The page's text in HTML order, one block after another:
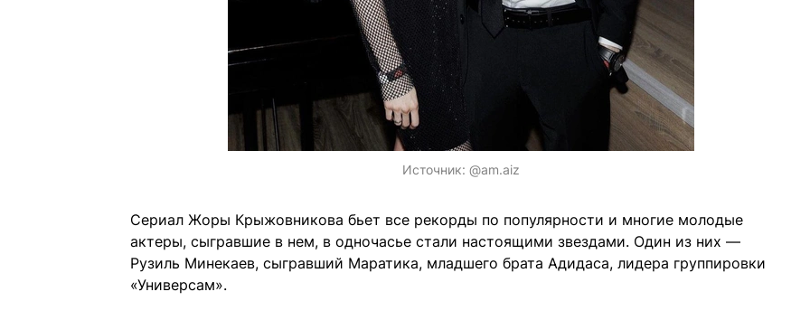
Источник: @am.aiz
Сериал Жоры Крыжовникова бьет все рекорды по популярности и многие молодые
актеры, сыгравшие в нем, в одночасье стали настоящими звездами. Один из них —
Рузиль Минекаев, сыгравший Маратика, младшего брата Адидаса, лидера группировки
«Универсам».